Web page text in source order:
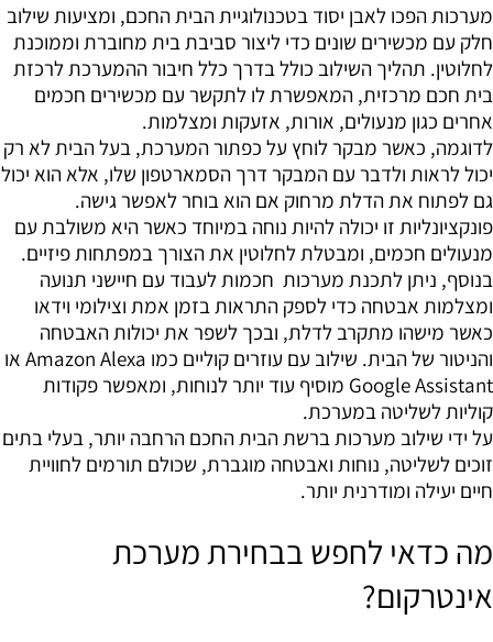
מערכות הפכו לאבן יסוד בטכנולוגיית הבית החכם, ומציעות שילוב
חלק עם מכשירים שונים כדי ליצור סביבת בית מחוברת וממוכנת
לחלוטין. תהליך השילוב כולל בדרך כלל חיבור ההמערכת לרכזת
בית חכם מרכזית, המאפשרת לו לתקשר עם מכשירים חכמים
אחרים כגון מנעולים, אורות, אזעקות ומצלמות.
לדוגמה, כאשר מבקר לוחץ על כפתור המערכת, בעל הבית לא רק
יכול לראות ולדבר עם המבקר דרך הסמארטפון שלו, אלא הוא יכול
גם לפתוח את הדלת מרחוק אם הוא בוחר לאפשר גישה.
פונקציונליות זו יכולה להיות נוחה במיוחד כאשר היא משולבת עם
מנעולים חכמים, ומבטלת לחלוטין את הצורך במפתחות פיזיים.
בנוסף, ניתן לתכנת מערכות חכמות לעבוד עם חיישני תנועה
ומצלמות אבטחה כדי לספק התראות בזמן אמת וצילומי וידאו
כאשר מישהו מתקרב לדלת, ובכך לשפר את יכולות האבטחה
והניטור של הבית. שילוב עם עוזרים קוליים כמו Amazon Alexa או
Google Assistant מוסיף עוד יותר לנוחות, ומאפשר פקודות
קוליות לשליטה במערכת.
על ידי שילוב מערכות ברשת הבית החכם הרחבה יותר, בעלי בתים
זוכים לשליטה, נוחות ואבטחה מוגברת, שכולם תורמים לחוויית
חיים יעילה ומודרנית יותר.
מה כדאי לחפש בבחירת מערכת
אינטרקום?